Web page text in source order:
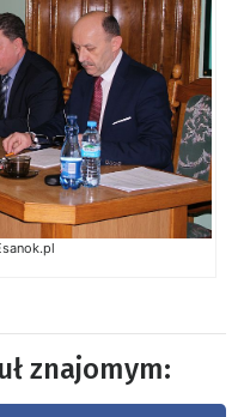
znajomym: